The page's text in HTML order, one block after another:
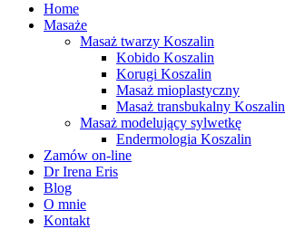
Home
Masaże
Masaż twarzy Koszalin
Kobido Koszalin
Korugi Koszalin
Masaż mioplastyczny
Masaż transbukalny Koszalin
Masaż modelujący sylwetkę
Endermologia Koszalin
Zamów on-line
Dr Irena Eris
Blog
O mnie
Kontakt